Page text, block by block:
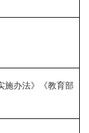
施办法》《教育部